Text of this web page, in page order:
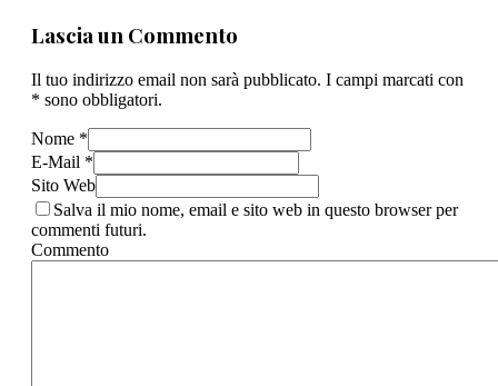
Lascia un Commento
Il tuo indirizzo email non sarà pubblicato. I campi marcati con
* sono obbligatori.
Nome *
E-Mail *
Sito Web
Salva il mio nome, email e sito web in questo browser per
commenti futuri.
Commento